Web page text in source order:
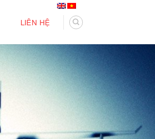
LIÊN HỆ